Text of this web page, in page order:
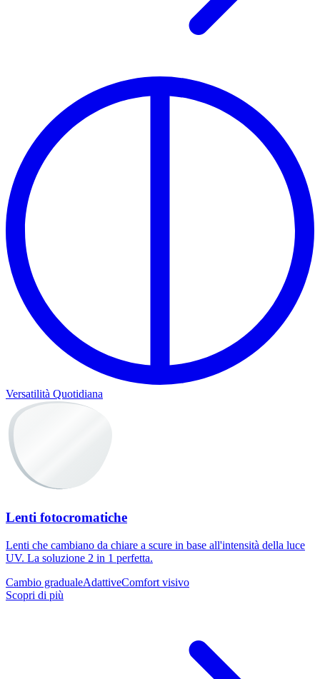
Versatilità Quotidiana
Lenti fotocromatiche
Lenti che cambiano da chiare a scure in base all'intensità della luce
UV. La soluzione 2 in 1 perfetta.
Cambio gradualeAdattiveComfort visivo
Scopri di più